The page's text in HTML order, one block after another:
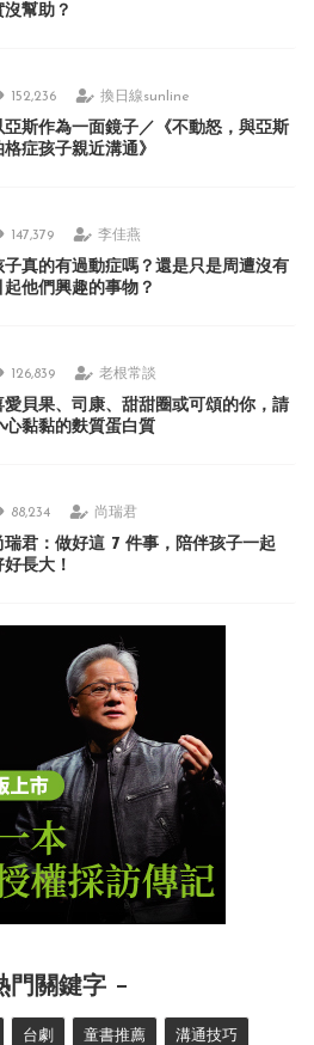
沒幫助？
152,236 換日線sunline
亞斯作為一面鏡子／《不動怒，與亞斯
格症孩子親近溝通》
147,379 李佳燕
子真的有過動症嗎？還是只是周遭沒有
起他們興趣的事物？
126,839 老根常談
愛貝果、司康、甜甜圈或可頌的你，請
心黏黏的麩質蛋白質
88,234 尚瑞君
瑞君：做好這 7 件事，陪伴孩子一起
好長大！
門關鍵字
台劇 童書推薦 溝通技巧